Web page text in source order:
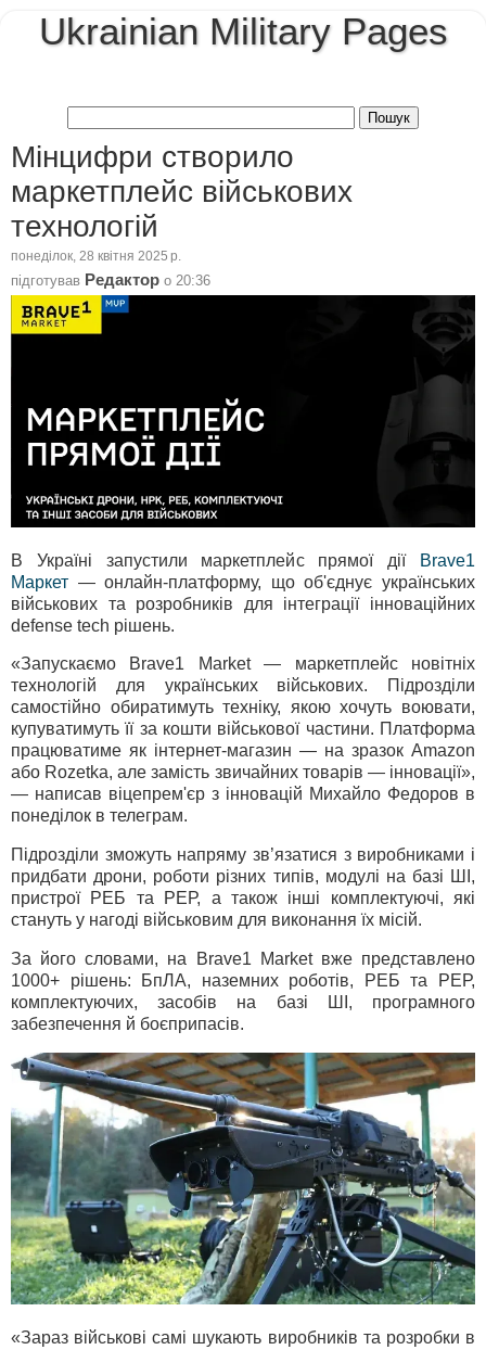
Ukrainian Military Pages
Мінцифри створило
маркетплейс військових
технологій
понеділок, 28 квітня 2025 р.
підготував Редактор о 20:36
В Україні запустили маркетплейс прямої дії
Brave1
Маркет — онлайн-платформу, що об'єднує українських
військових та розробників для інтеграції інноваційних
defense tech рішень.
«Запускаємо Brave1 Market — маркетплейс новітніх
технологій для українських військових. Підрозділи
самостійно обиратимуть техніку, якою хочуть воювати,
купуватимуть її за кошти військової частини. Платформа
працюватиме як інтернет-магазин — на зразок Amazon
або Rozetka, але замість звичайних товарів — інновації»,
— написав віцепрем'єр з інновацій Михайло Федоров в
понеділок в телеграм.
Підрозділи зможуть напряму зв’язатися з виробниками і
придбати дрони, роботи різних типів, модулі на базі ШІ,
пристрої РЕБ та РЕР, а також інші комплектуючі, які
стануть у нагоді військовим для виконання їх місій.
За його словами, на Brave1 Market вже представлено
1000+ рішень: БпЛА, наземних роботів, РЕБ та РЕР,
комплектуючих, засобів на базі ШІ, програмного
забезпечення й боєприпасів.
«Зараз військові самі шукають виробників та розробки в